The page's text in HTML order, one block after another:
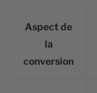
Aspect de
la
conversion